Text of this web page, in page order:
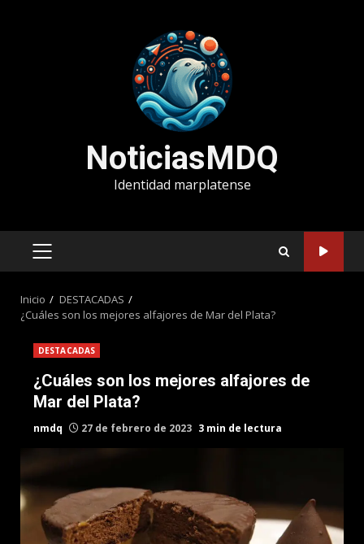
NoticiasMDQ
Identidad marplatense
MENÚ
Inicio
DESTACADAS
¿Cuáles son los mejores alfajores de Mar del Plata?
DESTACADAS
¿Cuáles son los mejores alfajores de
Mar del Plata?
nmdq 27 de febrero de 2023 3 min de lectura